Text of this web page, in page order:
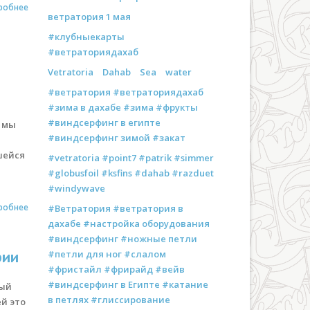
мы
это
ветратория 1 мая
#клубныекарты
#ветраториядахаб
Vetratoria
Dahab Sea
water
#ветратория #ветраториядахаб
#зима в дахабе #зима #фрукты
#виндсерфинг в египте
#виндсерфинг зимой #закат
#vetratoria #point7 #patrik #simmer
#globusfoil #ksfins #dahab #razduet
#windywave
#Ветратория #ветратория в
дахабе #настройка оборудования
#виндсерфинг #ножные петли
#петли для ног #слалом
#фристайл #фрирайд #вейв
#виндсерфинг в Египте #катание
в петлях #глиссирование